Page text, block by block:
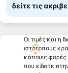
δείτε τις
Οι τιμές και η
ιστότοπους
κάποιες φορές
που είδατε